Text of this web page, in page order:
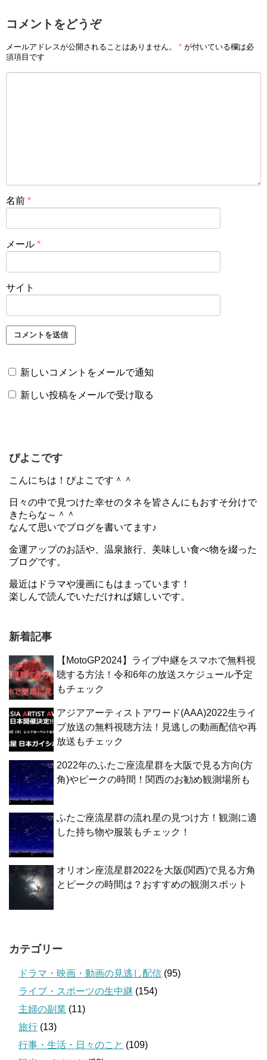
コメントをどうぞ
メールアドレスが公開されることはありません。 * が付いている欄は必
須項目です
名前 *
メール *
サイト
新しいコメントをメールで通知
新しい投稿をメールで受け取る
ぴよこです
こんにちは！ぴよこです＾＾
日々の中で見つけた幸せのタネを皆さんにもおすそ分けで
きたらな～＾＾
なんて思いでブログを書いてます♪
金運アップのお話や、温泉旅行、美味しい食べ物を綴った
ブログです。
最近はドラマや漫画にもはまっています！
楽しんで読んでいただければ嬉しいです。
新着記事
【MotoGP2024】ライブ中継をスマホで無料視
聴する方法！令和6年の放送スケジュール予定
もチェック
アジアアーティストアワード(AAA)2022生ライ
ブ放送の無料視聴方法！見逃しの動画配信や再
放送もチェック
2022年のふたご座流星群を大阪で見る方向(方
角)やピークの時間！関西のお勧め観測場所も
ふたご座流星群の流れ星の見つけ方！観測に適
した持ち物や服装もチェック！
オリオン座流星群2022を大阪(関西)で見る方角
とピークの時間は？おすすめの観測スポット
カテゴリー
ドラマ・映画・動画の見逃し配信 (95)
ライブ・スポーツの生中継 (154)
主婦の副業 (11)
旅行 (13)
行事・生活・日々のこと (109)